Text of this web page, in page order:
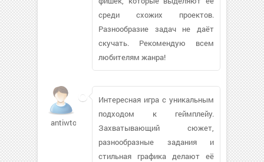
среди схожих проектов.
Разнообразие задач не даёт
скучать. Рекомендую всем
любителям жанра!
antiwto636
Интересная игра с уникальным
подходом к геймплейу.
Захватывающий сюжет,
разнообразные задания и
стильная графика делают её